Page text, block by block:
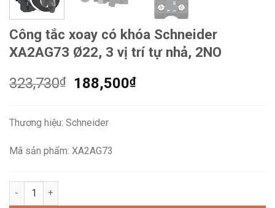
Công tắc xoay có khóa Schneider
XA2AG73 Ø22, 3 vị trí tự nhả, 2NO
323,730₫
Giá
323,730₫.
188,500₫Giá
Thương hiệu: Schneider
Mã sản phẩm: XA2AG73
Công tắc xoay có khóa Schneider XA2AG73 Ø22, 3 vị trí tự